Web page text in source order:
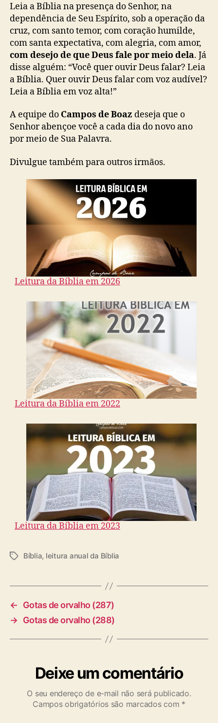
Leia a Bíblia na presença do Senhor, na
dependência de Seu Espírito, sob a operação da
cruz, com santo temor, com coração humilde,
com santa expectativa, com alegria, com amor,
com desejo de que Deus fale por meio dela. Já
disse alguém: “Você quer ouvir Deus falar? Leia
a Bíblia. Quer ouvir Deus falar com voz audível?
Leia a Bíblia em voz alta!”
A equipe do Campos de Boaz deseja que o
Senhor abençoe você a cada dia do novo ano
por meio de Sua Palavra.
Divulgue também para outros irmãos.
Leitura da Bíblia em 2026
Leitura da Bíblia em 2022
Leitura da Bíblia em 2023
T
s
Bíblia, leitura anual da Bíblia
←
Gotas de orvalho (287)
→ Gotas de orvalho (288)
Deixe um comentário
O seu endereço de e-mail não será publicado.
Campos obrigatórios são marcados com *